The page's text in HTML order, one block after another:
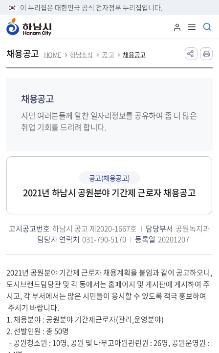
본문 바로가기
이 누리집은 대한민국 공식 전자정부 누리집입니다.
채용공고 HOME 하남소식 공 고 채용공고
채용공고
시민 여러분들께 알찬 일자리정보를 공유하여 좀 더 많은
취업 기회를 드리려 합니다.
공고(채용공고)
2021년 하남시 공원분야 기간제 근로자 채용공고
고시공고번호 하남시 공고 제2020-1667호 담당부서 공원녹지과
담당자 연락처 031-790-5170 등록일 20201207